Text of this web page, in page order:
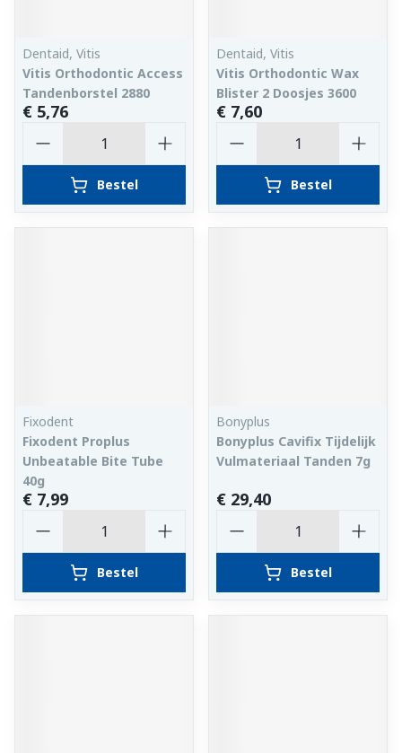
Dentaid, Vitis
Vitis Orthodontic Access
Tandenborstel 2880
€ 5,76
Bestel
Dentaid, Vitis
Vitis Orthodontic Wax
Blister 2 Doosjes 3600
€ 7,60
Bestel
Fixodent
Fixodent Proplus
Unbeatable Bite Tube
40g
€ 7,99
Bestel
Bonyplus
Bonyplus Cavifix Tijdelijk
Vulmateriaal Tanden 7g
€ 29,40
Bestel